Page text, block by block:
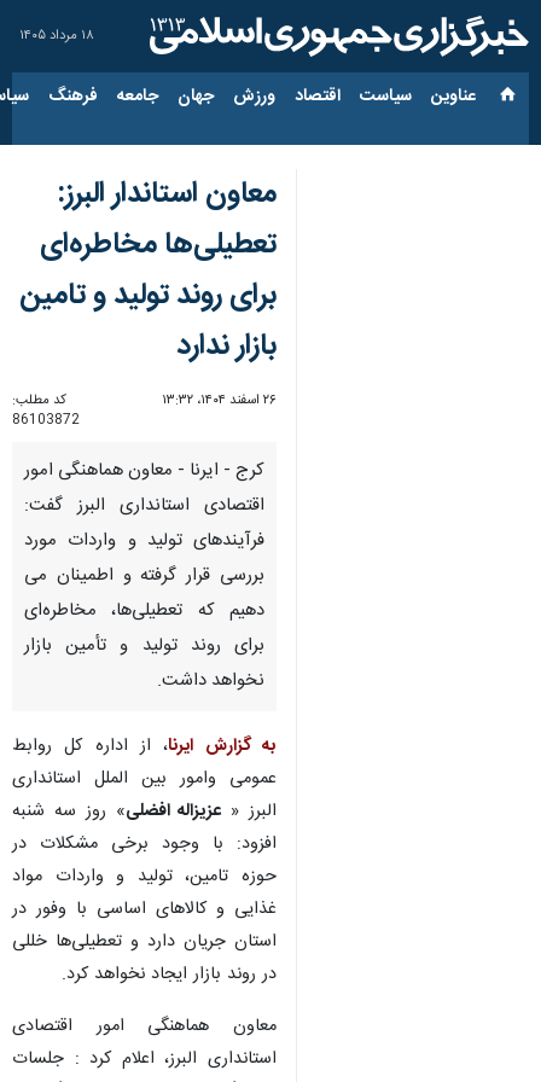
۱۸ مرداد ۱۴۰۵
عناوین‌ سیاست اقتصاد ورزش جهان جامعه فرهنگ
معاون استاندار البرز:
تعطیلی‌ها مخاطره‌ای
برای روند تولید و تامین
بازار ندارد
۲۶ اسفند ۱۴۰۴، ۱۳:۳۲
کد مطلب:
86103872
کرج - ایرنا - معاون هماهنگی امور
اقتصادی استانداری البرز گفت:
فرآیندهای تولید و واردات مورد
بررسی قرار گرفته و اطمینان می
دهیم که تعطیلی‌ها، مخاطره‌ای
برای روند تولید و تأمین بازار
نخواهد داشت.
به گزارش ایرنا، از اداره کل روابط
عمومی وامور بین الملل استانداری
البرز « عزیزاله افضلی» روز سه شنبه
افزود: با وجود برخی مشکلات در
حوزه تامین، تولید و واردات مواد
غذایی و کالاهای اساسی با وفور در
استان جریان دارد و تعطیلی‌ها خللی
در روند بازار ایجاد نخواهد کرد.
معاون هماهنگی امور اقتصادی
استانداری البرز، اعلام کرد : جلسات